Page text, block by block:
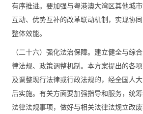
有序推进。要加强与粤港澳大湾区其他城
互动、优势互补的改革联动机制，实现协
整体效能。
（二十六）强化法治保障。建立健全与综
律法规、政策调整机制。本方案提出的各
及调整现行法律或行政法规的，经全国人
后实施。有关方面要加强指导和服务，统
法律法规事项，做好与相关法律法规立改废